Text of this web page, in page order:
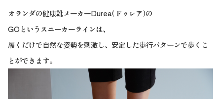
オランダの健康靴メーカーDurea(ドゥレア)の
GOというスニーカーラインは、
履くだけで自然な姿勢を刺激し、安定した歩行パターンで歩くこ
とができます。